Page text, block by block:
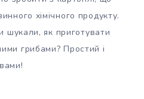
хімічного продукту.
шукали, як приготувати
грибами? Простий і